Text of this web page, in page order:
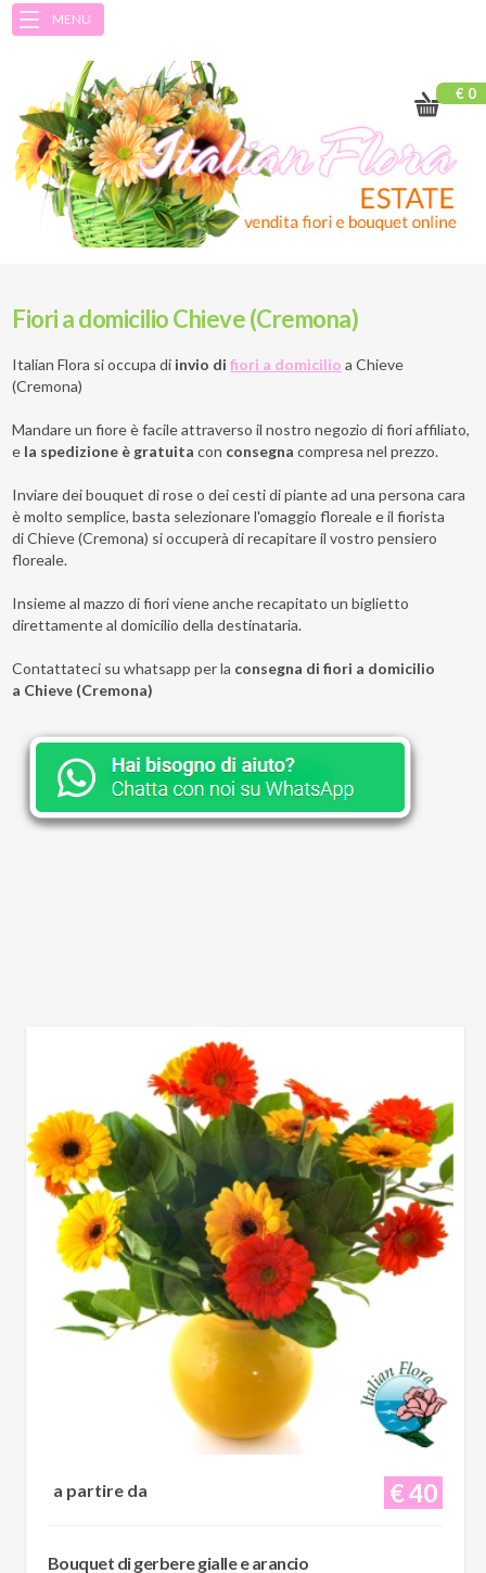
MENU
€ 0
Fiori a domicilio Chieve (Cremona)
Italian Flora si occupa di invio difiori a domicilio a Chieve
(Cremona)
Mandare un fiore è facile attraverso il nostro negozio di fiori affiliato,
e la spedizione è gratuita con consegna compresa nel prezzo.
Inviare dei bouquet di rose o dei cesti di piante ad una persona cara
è molto semplice, basta selezionare l'omaggio floreale e il fiorista
di Chieve (Cremona) si occuperà di recapitare il vostro pensiero
floreale.
Insieme al mazzo di fiori viene anche recapitato un biglietto
direttamente al domicilio della destinataria.
Contattateci su whatsapp per la consegna di fiori a domicilio
a Chieve (Cremona)
€ 40
a partire da
Bouquet di gerbere gialle e arancio